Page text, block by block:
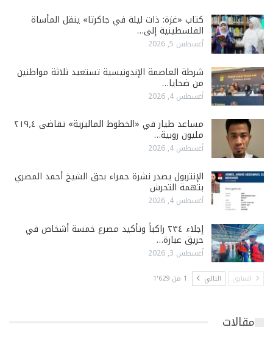
كتاب «غزة: ذات ليلة في جاكرتا» ينقل المأساة
الفلسطينية إلى…
أغسطس 5, 2026
شرطة العاصمة الإندونيسية تستعيد ثلاثة مواطنين
من ضحايا…
أغسطس 4, 2026
مساعد طيار في «الخطوط الماليزية» تقاضى ٢١٩٫٤
مليون روبية…
أغسطس 4, 2026
الإنتربول يصدر نشرة حمراء بحق الشيخ أحمد المصري
بتهمة التحرش
أغسطس 4, 2026
إجلاء ٢٣٤ راكباً وتأكيد مصرع خمسة أشخاص في
حريق عبارة…
أغسطس 3, 2026
السابق التالي 1 من 1٬629
مقالات